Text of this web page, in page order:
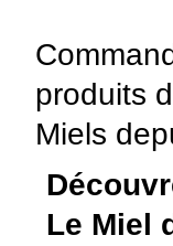
produits
Miels
Le Miel